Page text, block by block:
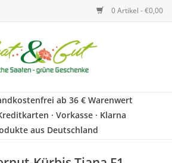
0 Artikel - €0,00
ab 36 € Warenwert
· Vorkasse · Klarna
aus Deutschland